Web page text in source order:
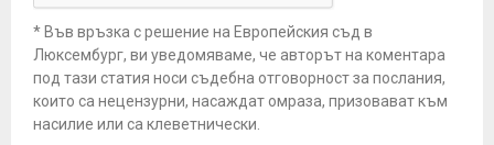
* Във връзка с решение на Европейския съд в
Люксембург, ви уведомяваме, че авторът на коментара
под тази статия носи съдебна отговорност за послания,
които са нецензурни, насаждат омраза, призовават към
насилие или са клеветнически.